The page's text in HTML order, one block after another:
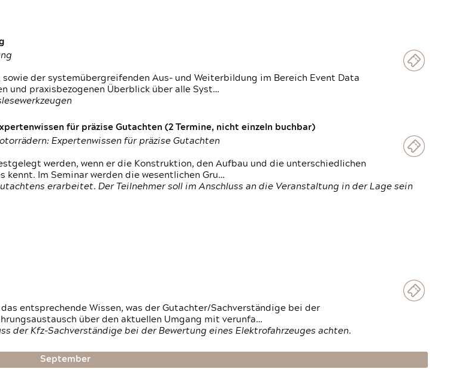
der systemübergreifenden Aus- und Weiterbildung im Bereich Event Data
und praxisbezogenen Überblick über alle Syst…
für präzise Gutachten (2 Termine, nicht einzeln buchbar)
Expertenwissen für präzise Gutachten
werden, wenn er die Konstruktion, den Aufbau und die unterschiedlichen
Im Seminar werden die wesentlichen Gru…
erarbeitet. Der Teilnehmer soll im Anschluss an die Veranstaltung in der Lage sein
entsprechende Wissen, was der Gutachter/Sachverständige bei der
über den aktuellen Umgang mit verunfa…
der Kfz-Sachverständige bei der Bewertung eines Elektrofahrzeuges achten.
September